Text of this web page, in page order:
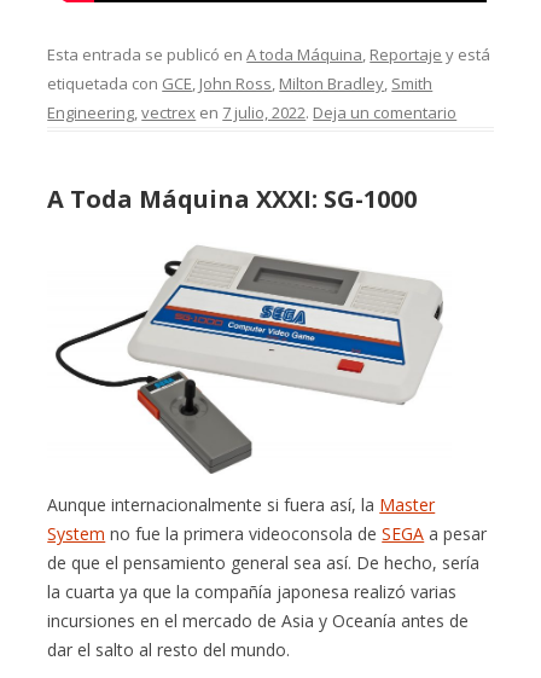
Esta entrada se publicó enA toda Máquina, Reportaje y está
etiquetada con GCE, John Ross, Milton Bradley, Smith
Engineering,vectrex en 7 julio, 2022. Deja un comentario
A Toda Máquina XXXI: SG-1000
Aunque internacionalmente si fuera así, la Master
System no fue la primera videoconsola deSEGA a pesar
de que el pensamiento general sea así. De hecho, sería
la cuarta ya que la compañía japonesa realizó varias
incursiones en el mercado de Asia y Oceanía antes de
dar el salto al resto del mundo.